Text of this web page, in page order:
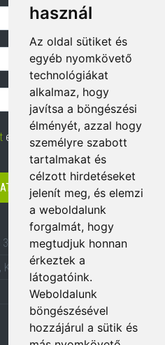
használ
Az oldal sütiket és
egyéb nyomkövető
technológiákat
alkalmaz, hogy
javítsa a böngészési
élményét, azzal hogy
személyre szabott
tartalmakat és
célzott hirdetéseket
jelenít meg, és elemzi
a weboldalunk
forgalmát, hogy
megtudjuk honnan
érkeztek a
látogatóink.
Weboldalunk
böngészésével
hozzájárul a sütik és
elolvastam és hozzájárulok
43.
Frigyes út 24.